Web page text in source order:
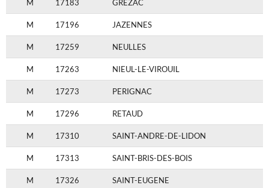
M 17183 GREZAC
M 17196 JAZENNES
M 17259 NEULLES
M 17263 NIEUL-LE-VIROUIL
M 17273 PERIGNAC
M 17296 RETAUD
M 17310 SAINT-ANDRE-DE-LIDON
M 17313 SAINT-BRIS-DES-BOIS
M 17326 SAINT-EUGENE